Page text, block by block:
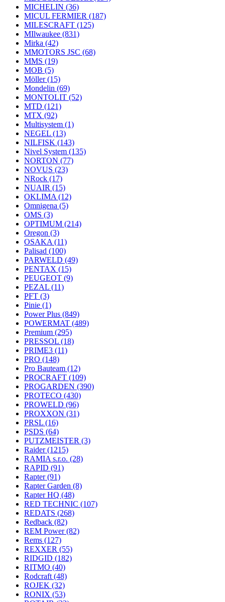
MICHELIN (36)
MICUL FERMIER (187)
MILESCRAFT (125)
MIlwaukee (831)
Mirka (42)
MMOTORS JSC (68)
MMS (19)
MOB (5)
Möller(15)
Mondelin (69)
MONTOLIT (52)
MTD (121)
MTX (92)
Multisystem (1)
NEGEL (13)
NILFISK (143)
Nivel System (135)
NORTON (77)
NOVUS (23)
NRock (17)
NUAIR (15)
OKLIMA (12)
Omnigena (5)
OMS (3)
OPTIMUM (214)
Oregon (3)
OSAKA (11)
Palisad (100)
PARWELD (49)
PENTAX (15)
PEUGEOT (9)
PEZAL (11)
PFT (3)
Pinie (1)
Power Plus (849)
POWERMAT (489)
Premium (295)
PRESSOL (18)
PRIME3 (11)
PRO (148)
Pro Bauteam (12)
PROCRAFT (109)
PROGARDEN (390)
PROTECO (430)
PROWELD (96)
PROXXON (31)
PRSL (16)
PSDS (64)
PUTZMEISTER (3)
Raider(1215)
RAMIA s.r.o. (28)
RAPID (91)
Rapter(91)
Rapter Garden (8)
Rapter HQ (48)
RED TECHNIC (107)
REDATS (268)
Redback (82)
REM Power(82)
Rems (127)
REXXER (55)
RIDGID (182)
RITMO (40)
Rodcraft (48)
ROJEK (32)
RONIX (53)